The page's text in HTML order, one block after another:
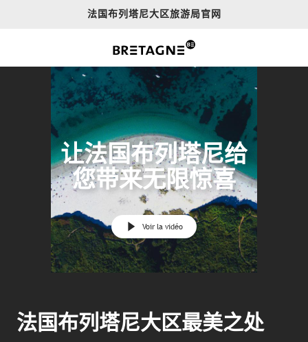
法国布列塔尼大区旅游局官网
让法国布列塔尼给
您带来无限惊喜
Voir la vidéo
法国布列塔尼大区最美之处